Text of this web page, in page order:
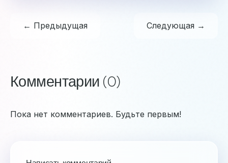
← Предыдущая Следующая →
Комментарии (0)
Пока нет комментариев. Будьте первым!